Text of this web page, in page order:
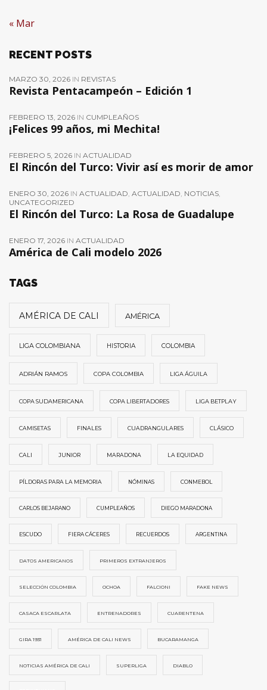
« Mar
RECENT POSTS
MARZO 30, 2026 IN REVISTAS
Revista Pentacampeón – Edición 1
FEBRERO 13, 2026 IN CUMPLEAÑOS
¡Felices 99 años, mi Mechita!
FEBRERO 5, 2026 IN ACTUALIDAD
El Rincón del Turco: Vivir así es morir de amor
ENERO 30, 2026 IN ACTUALIDAD ACTUALIDAD NOTICIAS
UNCATEGORIZED
El Rincón del Turco: La Rosa de Guadalupe
ENERO 17, 2026 IN ACTUALIDAD
América de Cali modelo 2026
TAGS
AMÉRICA DE CALI AMÉRICA
LIGA COLOMBIANA HISTORIA COLOMBIA
ADRIÁN RAMOS COPA COLOMBIA LIGA ÁGUILA
COPA SUDAMERICANA COPA LIBERTADORES LIGA BETPLAY
CAMISETAS FINALES CUADRANGULARES CLÁSICO
CALI JUNIOR MARADONA LA EQUIDAD
PÍLDORAS PARA LA MEMORIA NÓMINAS CONMEBOL
CARLOS BEJARANO CUMPLEAÑOS DIEGO MARADONA
ESCUDO FIERA CÁCERES RECUERDOS ARGENTINA
DATOS AMERICANOS PRIMEROS EXTRANJEROS
SELECCIÓN COLOMBIA OCHOA FALCIONI FAKE NEWS
CASACA ESCARLATA ENTRENADORES CUARENTENA
GIRA 1931 AMÉRICA DE CALI NEWS BUCARAMANGA
NOTICIAS AMÉRICA DE CALI SUPERLIGA DIABLO